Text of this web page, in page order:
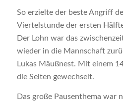
So erzielte der beste Angriff
Viertelstunde der ersten
Der Lohn war das
wieder in die Mannschaft
Lukas Mäußnest. Mit einem
die Seiten gewechselt.
Das große Pausenthema war